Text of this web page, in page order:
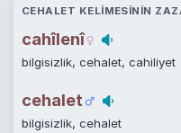
CEHALET KELIMESININ
cahîlenî
bilgisizlik, cehalet, cahiliyet
cehalet
bilgisizlik, cehalet